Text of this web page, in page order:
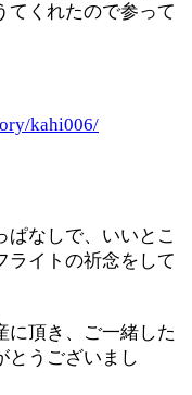
てくれたので参って
kahi006/
ぱなしで、いいとこ
ライトの祈念をして
に頂き、ご一緒した
とうございまし